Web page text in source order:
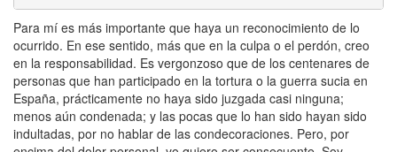
Para mí es más importante que haya un reconocimiento de lo
ocurrido. En ese sentido, más que en la culpa o el perdón, creo
en la responsabilidad. Es vergonzoso que de los centenares de
personas que han participado en la tortura o la guerra sucia en
España, prácticamente no haya sido juzgada casi ninguna;
menos aún condenada; y las pocas que lo han sido hayan sido
indultadas, por no hablar de las condecoraciones. Pero, por